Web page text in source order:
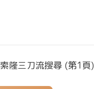
索隆三刀流搜尋 (第1頁)